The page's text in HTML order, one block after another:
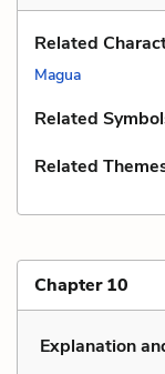
Related
Magua
Related
Related
Chapter 10
Explanation